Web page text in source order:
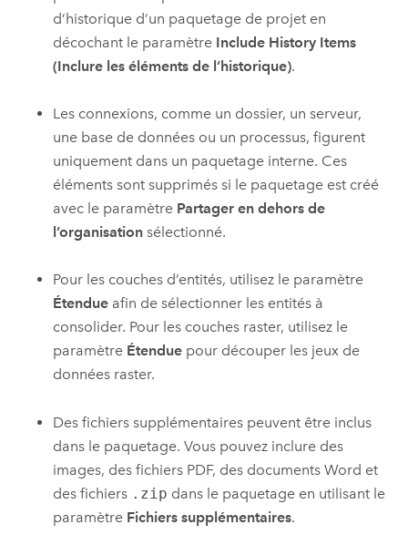
d’historique d’un paquetage de projet en
décochant le paramètre Include History Items
(Inclure les éléments de l’historique).
Les connexions, comme un dossier, un serveur,
une base de données ou un processus, figurent
uniquement dans un paquetage interne. Ces
éléments sont supprimés si le paquetage est créé
avec le paramètre Partager en dehors de
l’organisation sélectionné.
Pour les couches d’entités, utilisez le paramètre
Étendue afin de sélectionner les entités à
consolider. Pour les couches raster, utilisez le
paramètre Étendue pour découper les jeux de
données raster.
Des fichiers supplémentaires peuvent être inclus
dans le paquetage. Vous pouvez inclure des
images, des fichiers PDF, des documentsWord et
des fichiers .zip dans le paquetage en utilisant le
paramètre Fichiers supplémentaires.